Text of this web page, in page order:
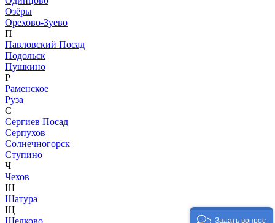
Озёры
Орехово-Зуево
П
Павловский Посад
Подольск
Пушкино
Р
Раменское
Руза
С
Сергиев Посад
Серпухов
Солнечногорск
Ступино
Ч
Чехов
Ш
Шатура
Щ
Щелково
Задать вопрос